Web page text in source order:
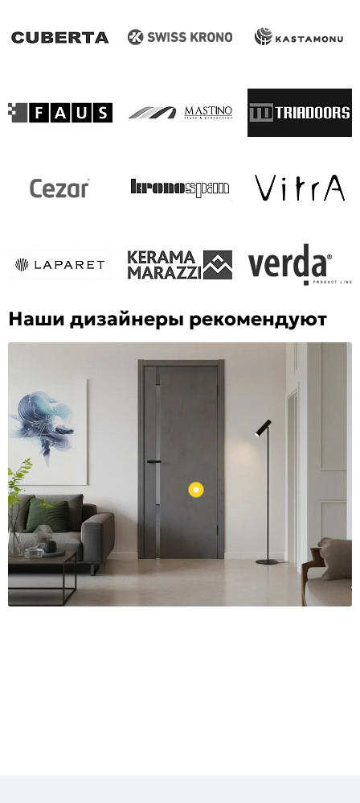
Наши дизайнеры рекомендуют